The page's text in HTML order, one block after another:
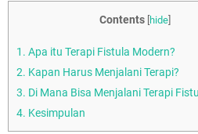
Contents hide
1. Apa itu Terapi Fistula Modern?
2. Kapan Harus Menjalani Terapi?
3. Di Mana Bisa Menjalani Terapi
4. Kesimpulan